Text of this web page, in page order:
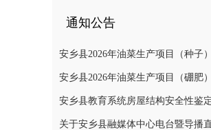
通知公告
安乡县2026年油菜生产项目（种子
安乡县2026年油菜生产项目（硼肥